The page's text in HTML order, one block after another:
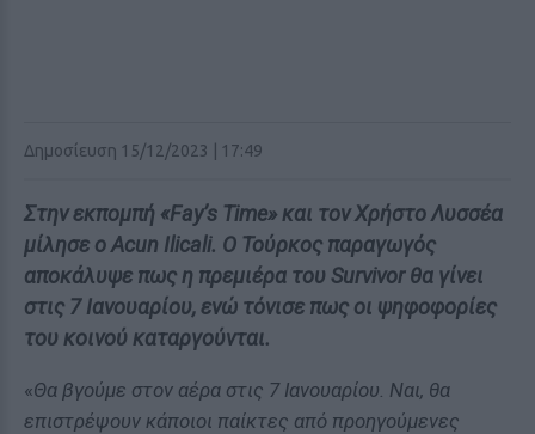
Δημοσίευση 15/12/2023 | 17:49
Στην εκπομπή «Fay’s Time» και τον Χρήστο Λυσσέα
μίλησε ο Acun Ilicali. Ο Τούρκος παραγωγός
αποκάλυψε πως η πρεμιέρα του Survivor θα γίνει
στις 7 Ιανουαρίου, ενώ τόνισε πως οι ψηφοφορίες
του κοινού καταργούνται.
«Θα βγούμε στον αέρα στις 7 Ιανουαρίου. Ναι, θα
επιστρέψουν κάποιοι παίκτες από προηγούμενες